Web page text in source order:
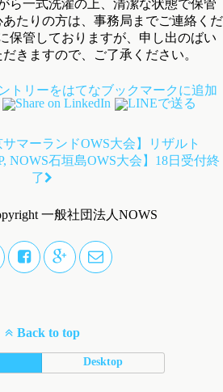
ら一式洗濯の上、清潔な状態で保管
たりの方は、事務局までご連絡くだ
保管しておりますが、申し出のばい
きますので、ご了承ください。
サマーランドOWS大会】リザルト
NOWS石垣島OWS大会】18日受付終
了
一般社団法人NOWS
Back to top
Desktop